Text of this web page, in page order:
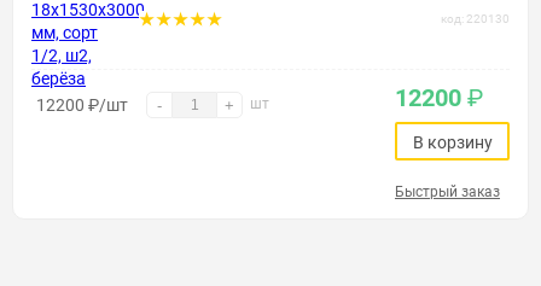
код: 220130
12200 ₽/шт - + шт 12200 ₽
В корзину
Быстрый заказ